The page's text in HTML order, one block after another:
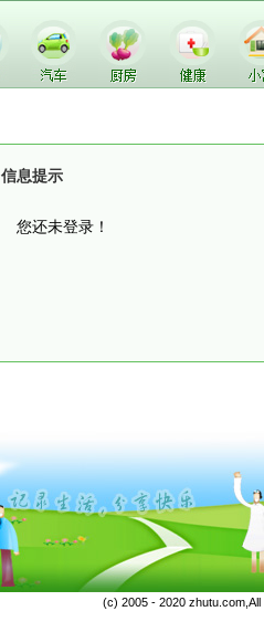
信息提示
您还未登录！
(c) 2005 - 2020